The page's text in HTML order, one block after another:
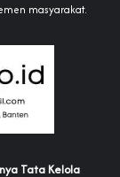
masyarakat.
Tata Kelola